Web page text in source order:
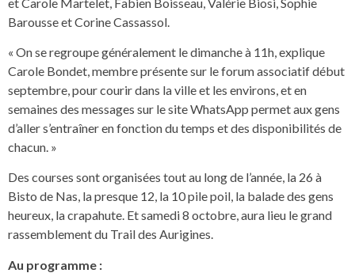
Barousse et Corine Cassassol.
« On se regroupe généralement le dimanche à 11h, explique
Carole Bondet, membre présente sur le forum associatif début
septembre, pour courir dans la ville et les environs, et en
semaines des messages sur le site WhatsApp permet aux gens
d’aller s’entraîner en fonction du temps et des disponibilités de
chacun. »
Des courses sont organisées tout au long de l’année, la 26 à
Bisto de Nas, la presque 12, la 10 pile poil, la balade des gens
heureux, la crapahute. Et samedi 8 octobre, aura lieu le grand
rassemblement du Trail des Aurigines.
Au programme :